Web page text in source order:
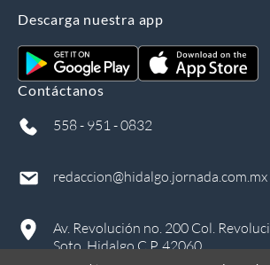
Descarga nuestra app
Contáctanos
558 - 951 - 0832
redaccion@hidalgo.jornada.com.mx
Av. Revolución no. 200 Col.
Soto, Hidalgo C.P. 42060